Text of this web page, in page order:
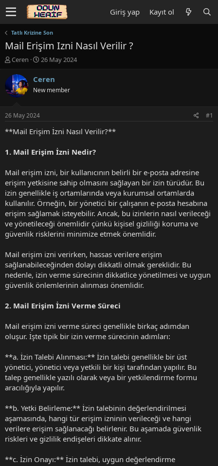
Giriş yap Kayıt ol
Tatlı Krizine Son
Mail Erişim Izni Nasıl Verilir ?
K
n
u
y
b
a
ş
n
Ceren
B
ş
a
ı
ç
r
h
i
26 May 2024
Ceren
New member
26 May 2024 #1
**Mail Erişim İzni Nasıl Verilir?**
1. Mail Erişim İzni Nedir?
Mail erişim izni, bir kullanıcının belirli bir e-posta adresine
erişim yetkisine sahip olmasını sağlayan bir izin türüdür. Bu
izin genellikle iş ortamlarında veya kurumsal ortamlarda
kullanılır. Örneğin, bir yönetici bir çalışanın e-posta hesabına
erişim sağlamak isteyebilir. Ancak, bu izinlerin nasıl verileceği
ve yönetileceği önemlidir çünkü kişisel gizliliği koruma ve
güvenlik risklerini minimize etmek önemlidir.
Mail erişim izni verirken, hassas verilere erişim
sağlanabileceğinden dolayı dikkatli olmak gereklidir. Bu
nedenle, izin verme sürecinin dikkatlice yönetilmesi ve uygun
güvenlik önlemlerinin alınması önemlidir.
2. Mail Erişim İzni Verme Süreci
Mail erişim izni verme süreci genellikle birkaç adımdan
oluşur. İşte tipik bir izin verme sürecinin adımları:
**a. İzin Talebi Alınması:** İzin talebi genellikle bir üst
yönetici, yönetici veya yetkili bir kişi tarafından yapılır. Bu
talep genellikle yazılı olarak veya bir yetkilendirme formu
aracılığıyla yapılır.
**b. Yetki Belirleme:** İzin talebinin değerlendirilmesi
aşamasında, hangi tür erişim izninin verileceği ve hangi
verilere erişim sağlanacağı belirlenir. Bu aşamada güvenlik
riskleri ve gizlilik endişeleri dikkate alınır.
**c. İzin Onayı:** İzin talebi, uygun değerlendirme